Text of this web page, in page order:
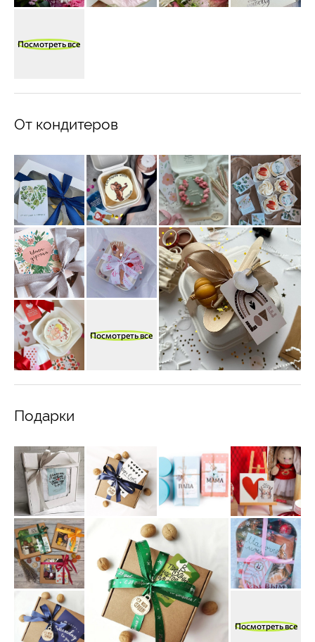
Посмотреть все
От кондитеров
Посмотреть все
Подарки
Посмотреть все